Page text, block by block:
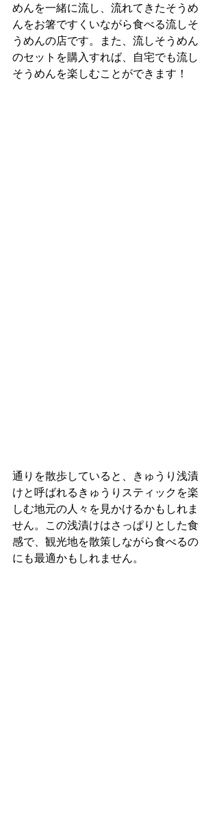
めんを一緒に流し、流れてきたそうめ
んをお箸ですくいながら食べる流しそ
うめんの店です。また、流しそうめん
のセットを購入すれば、自宅でも流し
そうめんを楽しむことができます！
通りを散歩していると、きゅうり浅漬
けと呼ばれるきゅうりスティックを楽
しむ地元の人々を見かけるかもしれま
せん。この浅漬けはさっぱりとした食
感で、観光地を散策しながら食べるの
にも最適かもしれません。